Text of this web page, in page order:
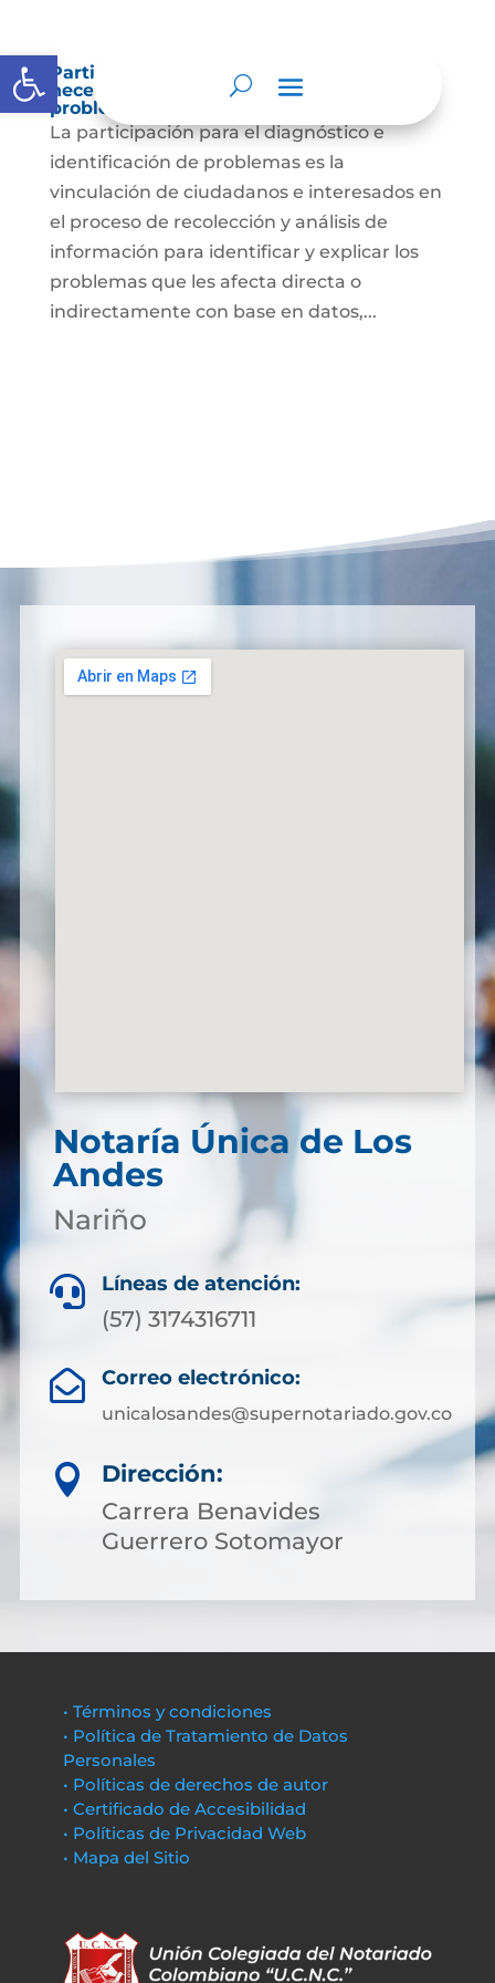
Abrir barra de herramientas
Participación para el diagnóstico de
necesidades e identificación de
problemas.
La participación para el diagnóstico e
identificación de problemas es la
vinculación de ciudadanos e interesados en
el proceso de recolección y análisis de
información para identificar y explicar los
problemas que les afecta directa o
indirectamente con base en datos,...
Notaría Única de Los
Andes
Nariño
 Líneas de atención:
(57) 3174316711
 Correo electrónico:
unicalosandes@supernotariado.gov.co

Dirección:
Carrera Benavides
Guerrero Sotomayor
• Términos y condiciones
• Política de Tratamiento de Datos
Personales
• Políticas de derechos de autor
• Certificado de Accesibilidad
• Políticas de Privacidad Web
• Mapa del Sitio